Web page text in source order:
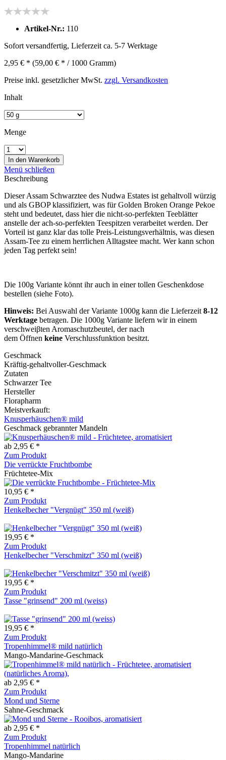
Artikel-Nr.: 110
Sofort versandfertig, Lieferzeit ca. 5-7 Werktage
2,95 € * (59,00 € * / 1000 Gramm)
Preise inkl. gesetzlicher MwSt. zzgl. Versandkosten
Inhalt
Menge
In den Warenkorb
Menü schließen
Beschreibung
Dieser Assam Schwarztee des Nudwa Estates ist gehaltvoll würzig
und als GBOP klassifiziert, was für Golden Broken Orange Pekoe
steht und bedeutet, dass hier die nicht-so-perfekten Teeblätter
anstelle der ach-so-perfekten Teespitzen verarbeitet werden. Der
Vorteil ist ganz klar das tolle Preis-Leistungsverhältnis, was diesen
Assam-Tee zu einem herrlichen Alltagstee macht. Wer kann schon
jeden Tag perfekt sein!
Die 100g Variante könnt ihr auch in einer tollen Geschenkdose
bestellen (siehe Foto).
Hinweis: Bei Auswahl der Variante 1000g kann die Lieferzeit 8-12
Werktage betragen. Die 1000g Variante liefern wir in einem
verschweiβten Aromaschutzbeutel, der nach
dem Öffnen keine Verschlussfunktion besitzt.
Geschmack
Kräftig-gehaltvoller-Geschmack
Zutaten
Schwarzer Tee
Hersteller
Florapharm
Meistverkauft:
Knusperhäuschen® mild
Geschmack gebrannter Mandeln
ab 2,95 € *
Zum Produkt
Die verrückte Fruchtbombe
Früchtetee-Mix
10,95 € *
Zum Produkt
Henkelbecher "Vergnügt" 350 ml (weiß)
19,95 € *
Zum Produkt
Henkelbecher "Verschmitzt" 350 ml (weiß)
19,95 € *
Zum Produkt
Tasse "grinsend" 200 ml (weiss)
19,95 € *
Zum Produkt
Tropenhimmel® mild natürlich
Mango-Mandarine-Geschmack
ab 2,95 € *
Zum Produkt
Mond und Sterne
Sahne-Geschmack
ab 2,95 € *
Zum Produkt
Tropenhimmel natürlich
Mango-Mandarine